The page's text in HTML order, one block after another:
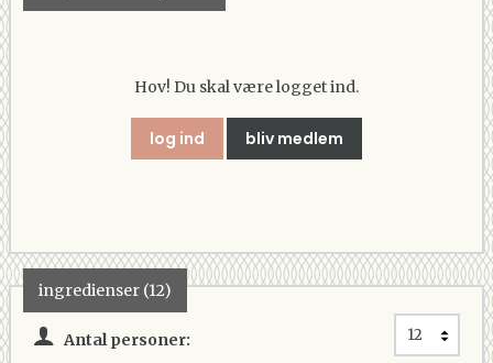
Hov! Du skal være logget ind.
log ind bliv medlem
ingredienser (12)
Antal personer: